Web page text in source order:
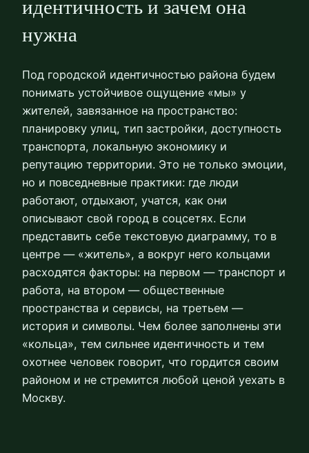
идентичность и зачем она
нужна
Под городской идентичностью района будем
понимать устойчивое ощущение «мы» у
жителей, завязанное на пространство:
планировку улиц, тип застройки, доступность
транспорта, локальную экономику и
репутацию территории. Это не только эмоции,
но и повседневные практики: где люди
работают, отдыхают, учатся, как они
описывают свой город в соцсетях. Если
представить себе текстовую диаграмму, то в
центре — «житель», а вокруг него кольцами
расходятся факторы: на первом — транспорт и
работа, на втором — общественные
пространства и сервисы, на третьем —
история и символы. Чем более заполнены эти
«кольца», тем сильнее идентичность и тем
охотнее человек говорит, что гордится своим
районом и не стремится любой ценой уехать в
Москву.